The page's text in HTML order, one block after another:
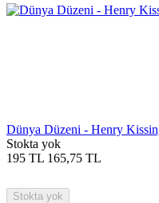
Dünya Düzeni - Henry
Stokta yok
195 TL 165,75 TL
Stokta yok